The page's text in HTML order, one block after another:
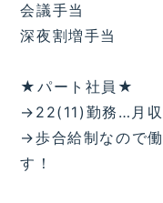
会議手当
深夜割増手当
★パート社員★
→22(11)勤務…月
→歩合給制なので
す！